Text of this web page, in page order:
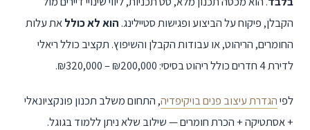
הקבלן, פיקוח על הביצוע ופגישות סטיילינג. הוא לא כוללאת עלות
החומרים, הריהוט, או עבודות הקבלן והשיפוץ. תקציב כולל ריאלי
לדירת 4 חדרים כולל ריהוט בסיסי:
₪320,000 – ₪200,000
.
לפיהגדרת עיצוב פנים בויקיפדיה, התחום משלב תכנון פונקציונאלי
+ אסתטיקה + הכרת חומרים — שילוב שלא ניתן ללמוד בגוגל.